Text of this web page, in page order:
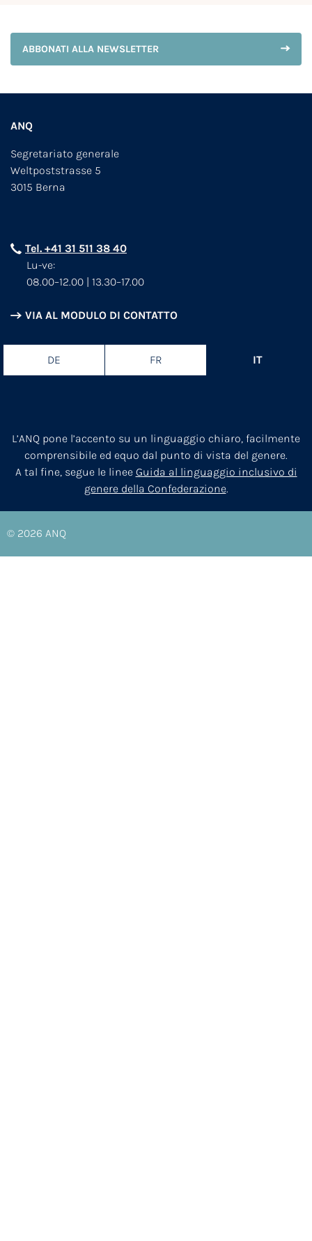
ABBONATI ALLA NEWSLETTER
ANQ
Segretariato generale
Weltpoststrasse 5
3015 Berna
Tel. +41 31 511 38 40
Lu-ve:
08.00–12.00 | 13.30–17.00
VIA AL MODULO DI CONTATTO
DE FR IT
L’ANQ pone l’accento su un linguaggio chiaro, facilmente
comprensibile ed equo dal punto di vista del genere.
A tal fine, segue le linee Guida al linguaggio inclusivo di
genere della Confederazione.
© 2026 ANQ